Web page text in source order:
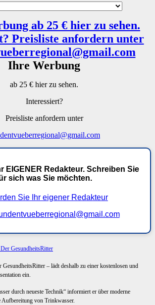
Ihre Werbung
ab 25 € hier zu sehen.
Interessiert?
Preisliste anfordern unter
EIGENER Redakteur. Schreiben Sie
sich was Sie möchten.
GesundheitsRitter – lädt deshalb zu einer kostenlosen und
ein.
durch neueste Technik“ informiert er über moderne
von Trinkwasser.